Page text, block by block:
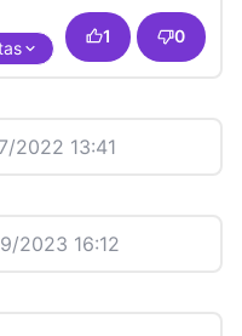
1 0
2022 13:41
2023 16:12